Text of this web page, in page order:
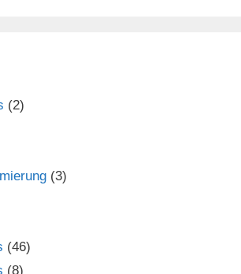
(2)
(3)
(46)
(8)